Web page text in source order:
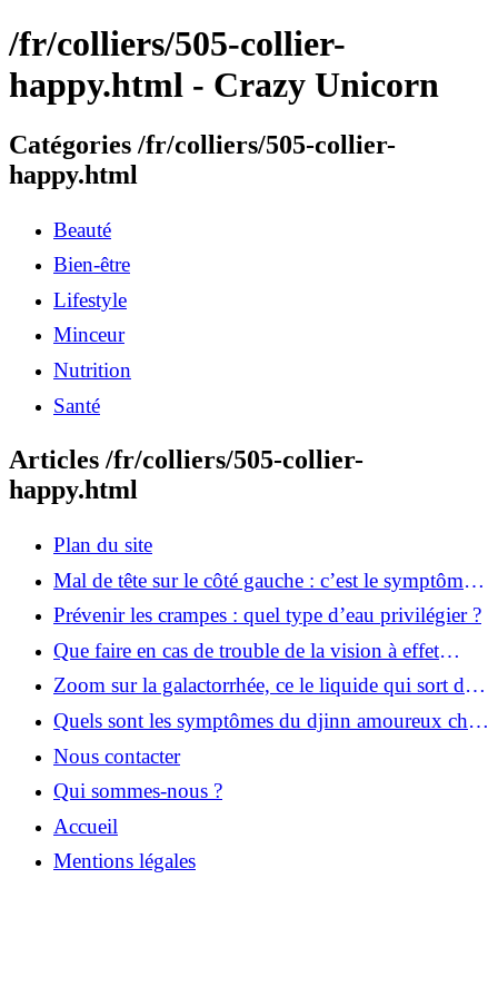
/fr/colliers/505-collier-
happy.html - Crazy Unicorn
Catégories /fr/colliers/505-collier-
happy.html
Beauté
Bien-être
Lifestyle
Minceur
Nutrition
Santé
Articles /fr/colliers/505-collier-
happy.html
Plan du site
Mal de tête sur le côté gauche : c’est le symptôme
de quelle maladie ?
Prévenir les crampes : quel type d’eau privilégier ?
Que faire en cas de trouble de la vision à effet
kaléidoscopique avec migraine ?
Zoom sur la galactorrhée, ce le liquide qui sort du
téton par pression
Quels sont les symptômes du djinn amoureux chez
l’homme ?
Nous contacter
Qui sommes-nous ?
Accueil
Mentions légales